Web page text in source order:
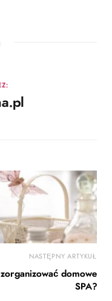
NASTĘPNY ARTYKUŁ
zorganizować domowe
SPA?